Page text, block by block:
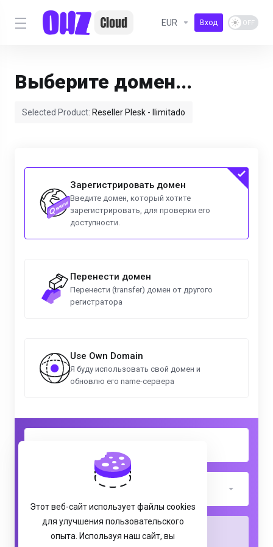
EUR Вход
Выберите домен...
Selected Product: Reseller Plesk - Ilimitado
Зарегистрировать домен
Введите домен, который хотите
зарегистрировать, для проверки его
доступности.
Перенести домен
Перенести (transfer) домен от другого
регистратора
Use Own Domain
Я буду использовать свой домен и
обновлю его name-сервера
Проверить
Этот веб-сайт использует файлы cookies
для улучшения пользовательского
опыта. Используя наш сайт, вы